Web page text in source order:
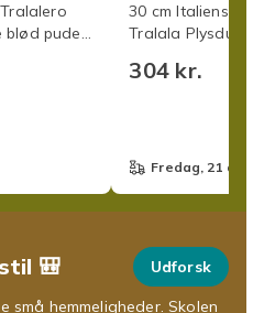
blød pude
30 cm Italiensk
Tralala
304 kr.
fredag, 21 aug.
🎒
Udforsk
små hemmeligheder. Skolen